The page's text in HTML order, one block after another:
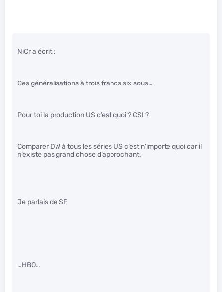
NiCr a écrit :
Ces généralisations à trois francs six sous…
Pour toi la production US c’est quoi ? CSI ?
Comparer DW à tous les séries US c’est n’importe quoi car il
n’existe pas grand chose d’approchant.
Je parlais de SF
…HBO…